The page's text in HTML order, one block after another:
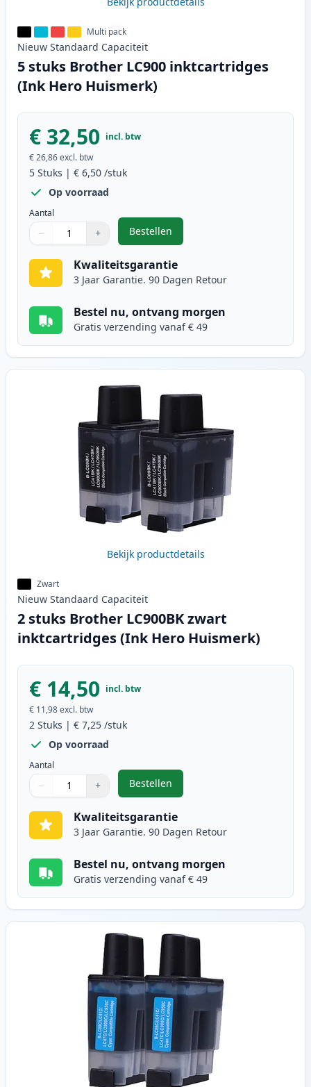
Multi pack
Nieuw Standaard Capaciteit
5 stuks Brother LC900 inktcartridges
(Ink Hero Huismerk)
€ 32,50 incl. btw
€ 26,86excl. btw
5 Stuks | € 6,50 /stuk
Op voorraad
Aantal
Gebruik de knoppen om aan te passen
− +
1
Bestellen
,5 stuks Brother LC900
Kwaliteitsgarantie
3 Jaar Garantie. 90 Dagen Retour
Bestel nu, ontvang morgen
Gratis verzending vanaf € 49
Bekijk productdetails
Zwart
Nieuw Standaard Capaciteit
2 stuks Brother LC900BK zwart
inktcartridges (Ink Hero Huismerk)
€ 14,50 incl. btw
€ 11,98excl. btw
2 Stuks | € 7,25 /stuk
Op voorraad
Aantal
Gebruik de knoppen om aan te passen
− +
1
Bestellen
,2 stuks Brother LC900BK zwart
Kwaliteitsgarantie
3 Jaar Garantie. 90 Dagen Retour
Bestel nu, ontvang morgen
Gratis verzending vanaf € 49